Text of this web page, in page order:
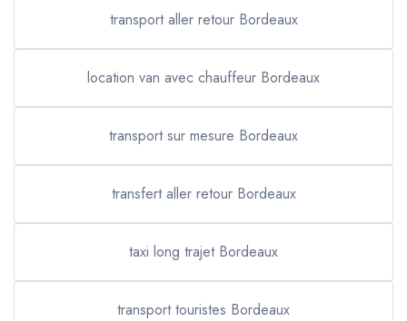
transport aller retour Bordeaux
location van avec chauffeur Bordeaux
transport sur mesure Bordeaux
transfert aller retour Bordeaux
taxi long trajet Bordeaux
transport touristes Bordeaux